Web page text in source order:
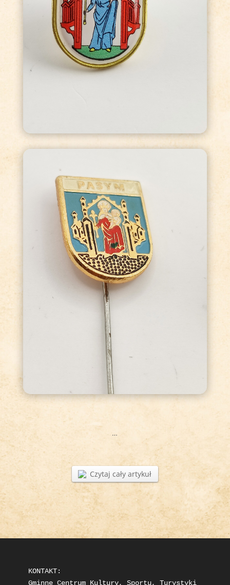
…
Czytaj cały artykuł
KONTAKT:
Gminne Centrum Kultury, Sportu, Turystyki